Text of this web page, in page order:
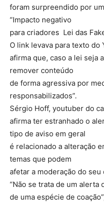
foram surpreendido por
“Impacto negativo
para criadores  Lei das
O link levava para texto do
afirma que, caso a lei seja
remover conteúdo
de forma agressiva por
responsabilizados”.
Sérgio Hoff, youtuber do
afirma ter estranhado o
tipo de aviso em geral
é relacionado a alteração
temas que podem
afetar a moderação do
“Não se trata de um alerta
de uma espécie de